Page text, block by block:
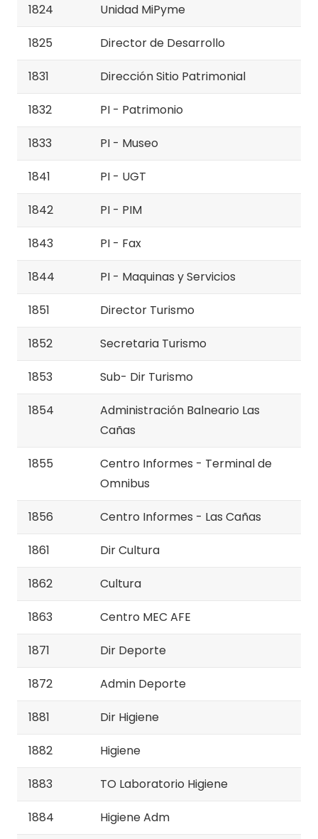
1824 Unidad MiPyme
1825 Director de Desarrollo
1831 Dirección Sitio Patrimonial
1832 PI - Patrimonio
1833 PI - Museo
1841 PI - UGT
1842 PI - PIM
1843 PI - Fax
1844 PI - Maquinas y Servicios
1851 Director Turismo
1852 Secretaria Turismo
1853 Sub- Dir Turismo
1854
Administración Balneario Las
Cañas
1855
Centro Informes - Terminal de
Omnibus
1856 Centro Informes - Las Cañas
1861 Dir Cultura
1862 Cultura
1863 Centro MEC AFE
1871 Dir Deporte
1872 Admin Deporte
1881 Dir Higiene
1882 Higiene
1883 TO Laboratorio Higiene
1884 Higiene Adm